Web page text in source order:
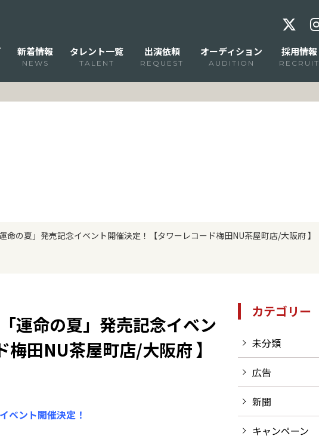
新着情報
NEWS
タレント一覧
TALENT
出演依頼
REQUEST
オーディション
AUDITION
採用情報
RECRUIT
命の夏」発売記念イベント開催決定！【タワーレコード梅田NU茶屋町店/大阪府 】
運命の夏」発売記念イベン
田NU茶屋町店/大阪府 】
ベント開催決定！
カテゴリー
未分類
広告
新聞
キャンペーン